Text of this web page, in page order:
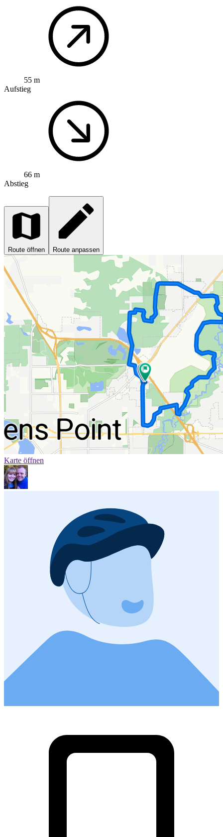
55 m
Aufstieg
66 m
Abstieg
Route öffnen Route anpassen
Karte öffnen